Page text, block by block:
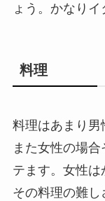
ょう。かなりイ
料理
料理はあまり男
また女性の場
テます。女性は
その料理の難し